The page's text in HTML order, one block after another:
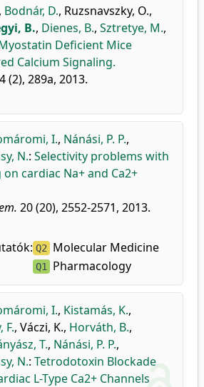
, Bodnár, D., Ruzsnavszky, O.,
B., Dienes, B., Sztretye, M.,
Deficient Mice
Calcium Signaling.
(2), 289a, 2013.
I., Nánási, P. P.,
N.: Selectivity problems with
cardiac Na+ and Ca2+
20 (20), 2552-2571, 2013.
Q2 Molecular Medicine
Q1 Pharmacology
I., Kistamás, K.,
F., Váczi, K., Horváth, B.,
T., Nánási, P. P.,
N.: Tetrodotoxin Blockade
L-Type Ca2+ Channels